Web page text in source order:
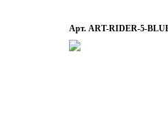
Арт. ART-RIDER-5-